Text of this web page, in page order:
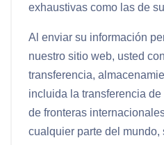
exhaustivas como las de
Al enviar su información
nuestro sitio web, usted
transferencia,
incluida la transferencia
de fronteras
cualquier parte del mundo,